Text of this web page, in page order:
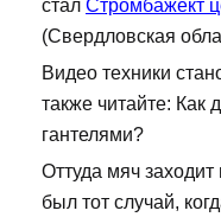
стал Стромбажект
(Свердловская
Видео техники
также читайте: Как
гантелями?
Оттуда мяч
был тот случай,